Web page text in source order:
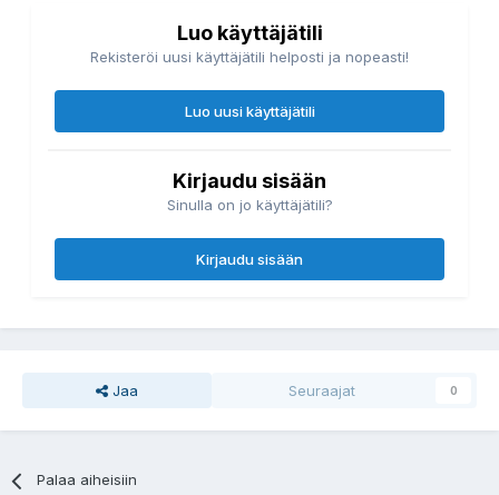
Luo käyttäjätili
Rekisteröi uusi käyttäjätili helposti ja nopeasti!
Luo uusi käyttäjätili
Kirjaudu sisään
Sinulla on jo käyttäjätili?
Kirjaudu sisään
Jaa Seuraajat 0
Palaa aiheisiin